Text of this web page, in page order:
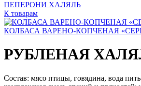
ПЕПЕРОНИ ХАЛЯЛЬ
К товарам
КОЛБАСА ВАРЕНО-КОПЧЕНАЯ
РУБЛЕНАЯ
Состав: мясо птицы, говядина, вода